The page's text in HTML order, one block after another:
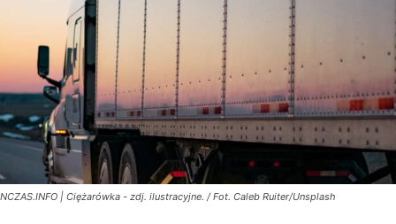
NCZAS.INFO | Ciężarówka - zdj. ilustracyjne. / Fot. Caleb Ruiter/Unsplash